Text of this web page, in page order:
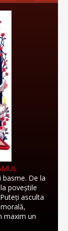
De la
poveștile
asculta
maxim un